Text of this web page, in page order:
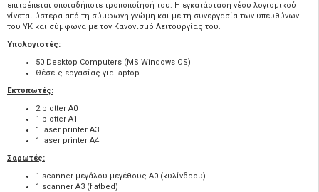
επιτρέπεται οποιαδήποτε τροποποίησή του. Η εγκατάσταση νέου λογισμικού
γίνεται ύστερα από τη σύμφωνη γνώμη και με τη συνεργασία των υπευθύνων
του YK και σύμφωνα με τον Κανονισμό Λειτουργίας του.
Υπολογιστές:
50 Desktop Computers (MS Windows OS)
Θέσεις εργασίας για laptop
Εκτυπωτές:
2 plotter A0
1 plotter A1
1 laser printer A3
1 laser printer A4
Σαρωτές:
1 scanner μεγάλου μεγέθους Α0 (κυλίνδρου)
1 scanner A3 (flatbed)